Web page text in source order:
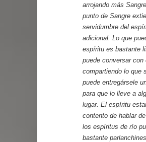
arrojando más
punto de Sangre
servidumbre del
adicional. Lo que
espíritu es bastante
puede conversar con
compartiendo lo que
puede entregársele
para que lo lleve a
lugar. El espíritu
contento de hablar
los espíritus de río
bastante